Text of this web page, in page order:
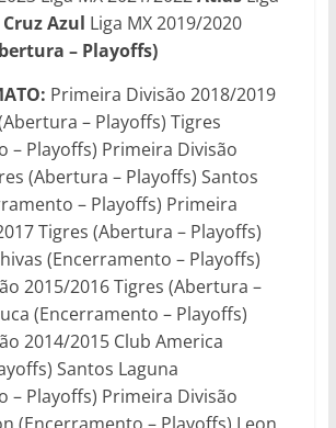
Cruz Azul Liga MX 2019/2020
– Playoffs)
Primeira Divisão 2018/2019
– Playoffs) Tigres
– Playoffs) Primeira Divisão
(Abertura – Playoffs) Santos
– Playoffs) Primeira
Tigres (Abertura – Playoffs)
(Encerramento – Playoffs)
2015/2016 Tigres (Abertura –
(Encerramento – Playoffs)
2014/2015 Club America
Santos Laguna
– Playoffs) Primeira Divisão